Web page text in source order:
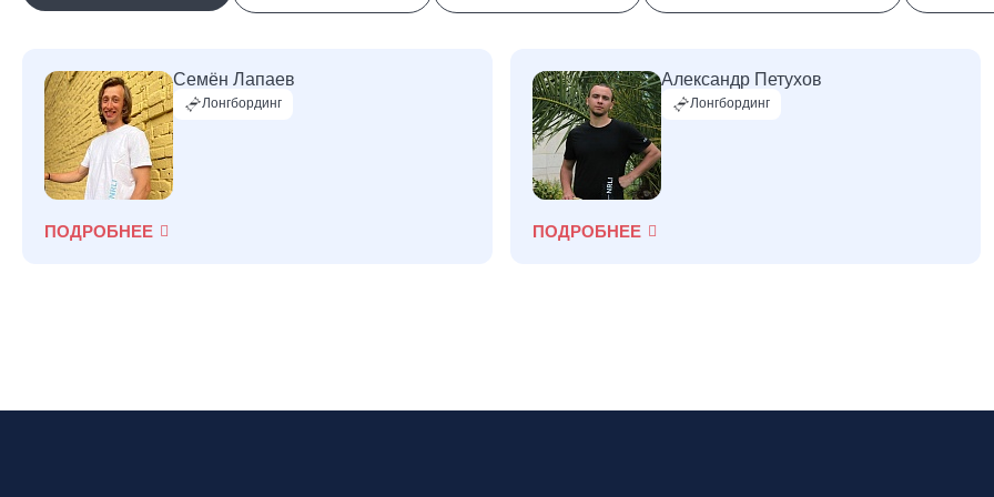
Семён Лапаев
Лонгбординг
ПОДРОБНЕЕ
Александр Петухов
Лонгбординг
ПОДРОБНЕЕ